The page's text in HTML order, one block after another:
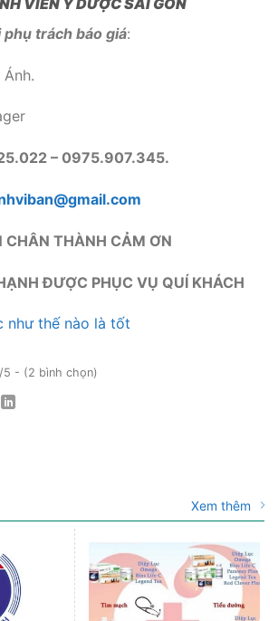
phụ trách báo giá:
– 0975.907.345.
CHÂN THÀNH CẢM ƠN
ĐƯỢC PHỤC VỤ QUÍ KHÁCH
như thế nào là tốt
5 - (2 bình chọn)
Xem thêm